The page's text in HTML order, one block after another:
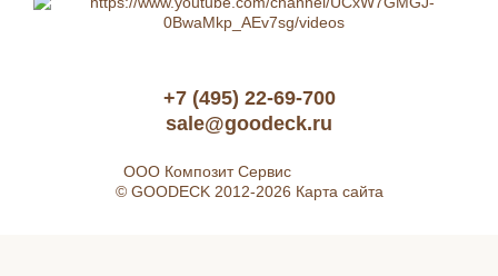
+7 (495) 22-69-700
sale@goodeck.ru
ООО Композит Сервис
© GOODECK 2012-2026 Карта сайта